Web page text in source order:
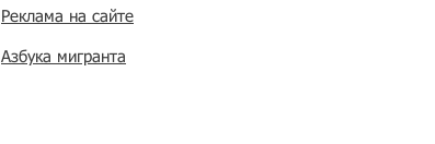
Реклама на сайте
Азбука мигранта